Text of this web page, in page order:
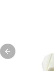
Previous slide